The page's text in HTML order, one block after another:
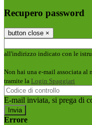
Recupero password
button close ×
all'indirizzo indicato con le
Non hai una e-mail associata al
tramite la Login Spaggiari
E-mail inviata, si prega di
Errore